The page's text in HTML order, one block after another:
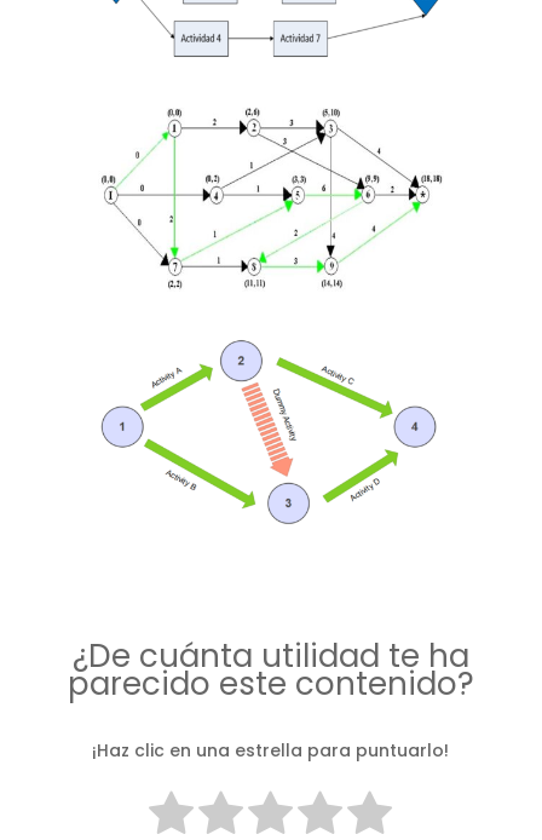
¿De cuánta utilidad te ha
parecido este contenido?
¡Haz clic en una estrella para puntuarlo!